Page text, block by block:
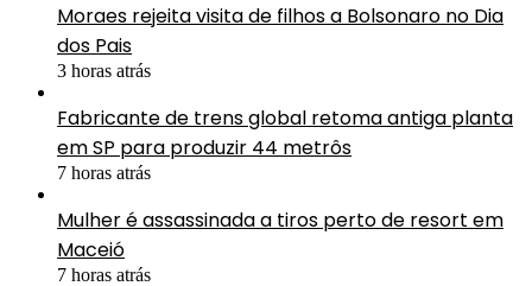
Moraes rejeita visita de filhos a Bolsonaro no Dia
dos Pais
3 horas atrás
Fabricante de trens global retoma antiga planta
em SP para produzir 44 metrôs
7 horas atrás
Mulher é assassinada a tiros perto de resort em
Maceió
7 horas atrás